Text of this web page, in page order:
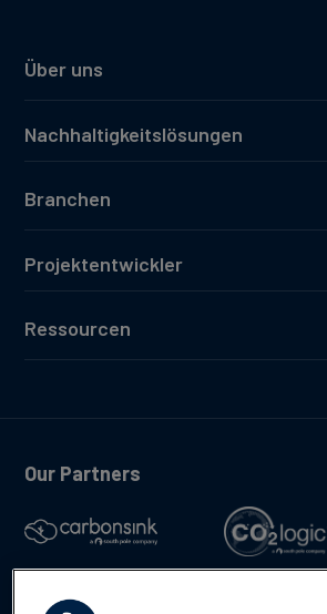
Über uns
Nachhaltigkeitslösungen
Branchen
Projektentwickler
Ressourcen
Our Partners